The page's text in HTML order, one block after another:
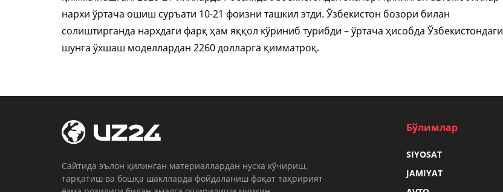
нархи ўртача ошиш суръати 10-21 фоизни ташкил этди. Ўзбекистон бозори билан
солиштирганда нархдаги фарқ ҳам яққол кўриниб турибди – ўртача ҳисобда Ўзбекистондаги
шунга ўхшаш моделлардан 2260 долларга қимматроқ.
Cайтида эълон қилинган материаллардан нусха кўчириш,
тарқатиш ва бошқа шаклларда фойдаланиш фақат таҳририят
Бўлимлар
SIYOSAT
JAMIYAT